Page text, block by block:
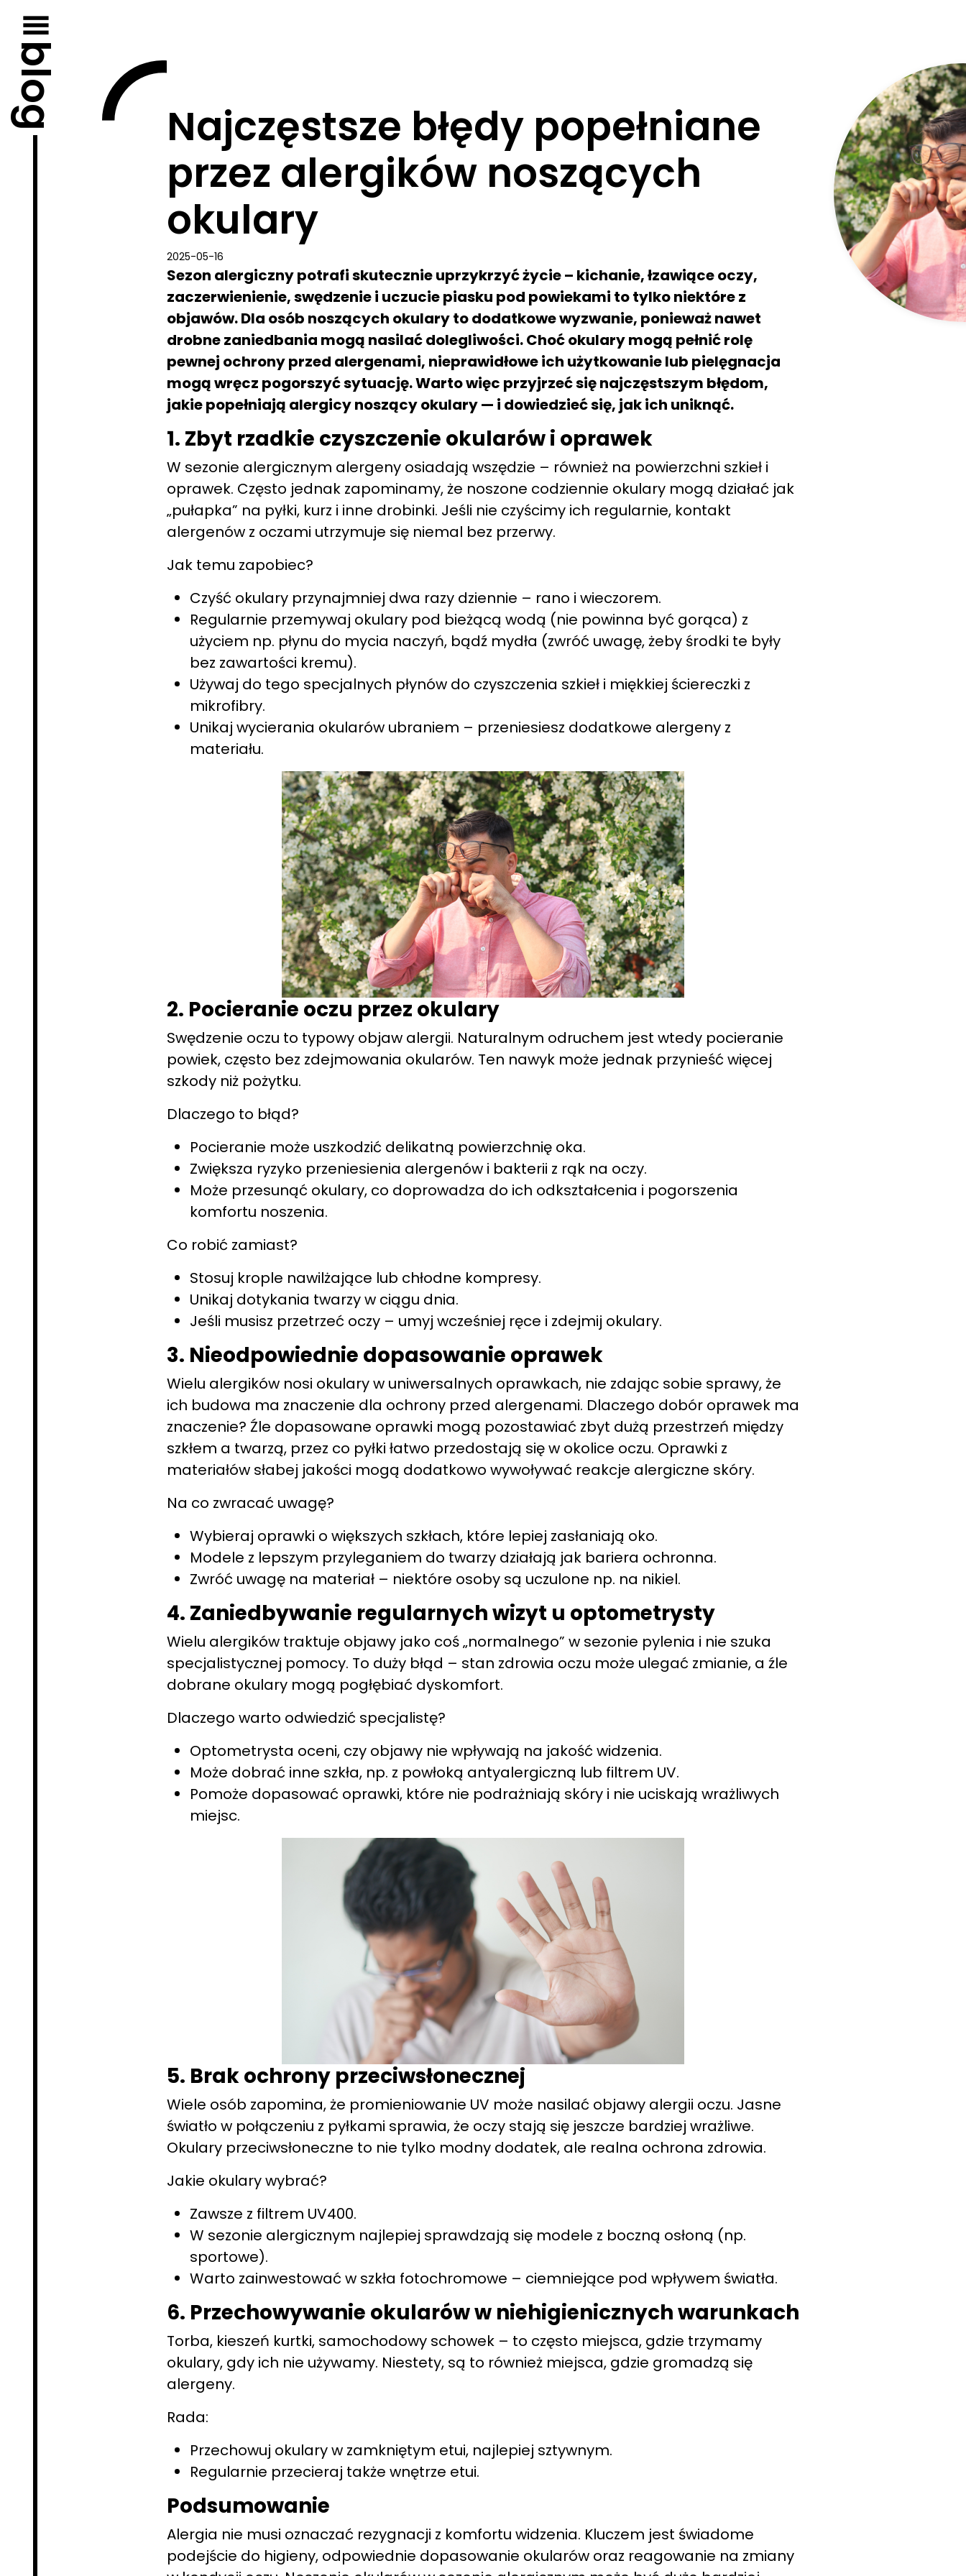
treści
blog
Najczęstsze błędy popełniane
przez alergików noszących
okulary
2025-05-16
Sezon alergiczny potrafi skutecznie uprzykrzyć życie – kichanie, łzawiące oczy,
zaczerwienienie, swędzenie i uczucie piasku pod powiekami to tylko niektóre z
objawów. Dla osób noszących okulary to dodatkowe wyzwanie, ponieważ nawet
drobne zaniedbania mogą nasilać dolegliwości. Choć okulary mogą pełnić rolę
pewnej ochrony przed alergenami, nieprawidłowe ich użytkowanie lub pielęgnacja
mogą wręcz pogorszyć sytuację. Warto więc przyjrzeć się najczęstszym błędom,
jakie popełniają alergicy noszący okulary — i dowiedzieć się, jak ich uniknąć.
1. Zbyt rzadkie czyszczenie okularów i oprawek
W sezonie alergicznym alergeny osiadają wszędzie – również na powierzchni szkieł i
oprawek. Często jednak zapominamy, że noszone codziennie okulary mogą działać jak
„pułapka” na pyłki, kurz i inne drobinki. Jeśli nie czyścimy ich regularnie, kontakt
alergenów z oczami utrzymuje się niemal bez przerwy.
Jak temu zapobiec?
Czyść okulary przynajmniej dwa razy dziennie – rano i wieczorem.
Regularnie przemywaj okulary pod bieżącą wodą (nie powinna być gorąca) z
użyciem np. płynu do mycia naczyń, bądź mydła (zwróć uwagę, żeby środki te były
bez zawartości kremu).
Używaj do tego specjalnych płynów do czyszczenia szkieł i miękkiej ściereczki z
mikrofibry.
Unikaj wycierania okularów ubraniem – przeniesiesz dodatkowe alergeny z
materiału.
2. Pocieranie oczu przez okulary
Swędzenie oczu to typowy objaw alergii. Naturalnym odruchem jest wtedy pocieranie
powiek, często bez zdejmowania okularów. Ten nawyk może jednak przynieść więcej
szkody niż pożytku.
Dlaczego to błąd?
Pocieranie może uszkodzić delikatną powierzchnię oka.
Zwiększa ryzyko przeniesienia alergenów i bakterii z rąk na oczy.
Może przesunąć okulary, co doprowadza do ich odkształcenia i pogorszenia
komfortu noszenia.
Co robić zamiast?
Stosuj krople nawilżające lub chłodne kompresy.
Unikaj dotykania twarzy w ciągu dnia.
Jeśli musisz przetrzeć oczy – umyj wcześniej ręce i zdejmij okulary.
3. Nieodpowiednie dopasowanie oprawek
Wielu alergików nosi okulary w uniwersalnych oprawkach, nie zdając sobie sprawy, że
ich budowa ma znaczenie dla ochrony przed alergenami. Dlaczego dobór oprawek ma
znaczenie? Źle dopasowane oprawki mogą pozostawiać zbyt dużą przestrzeń między
szkłem a twarzą, przez co pyłki łatwo przedostają się w okolice oczu. Oprawki z
materiałów słabej jakości mogą dodatkowo wywoływać reakcje alergiczne skóry.
Na co zwracać uwagę?
Wybieraj oprawki o większych szkłach, które lepiej zasłaniają oko.
Modele z lepszym przyleganiem do twarzy działają jak bariera ochronna.
Zwróć uwagę na materiał – niektóre osoby są uczulone np. na nikiel.
4. Zaniedbywanie regularnych wizyt u optometrysty
Wielu alergików traktuje objawy jako coś „normalnego” w sezonie pylenia i nie szuka
specjalistycznej pomocy. To duży błąd – stan zdrowia oczu może ulegać zmianie, a źle
dobrane okulary mogą pogłębiać dyskomfort.
Dlaczego warto odwiedzić specjalistę?
Optometrysta oceni, czy objawy nie wpływają na jakość widzenia.
Może dobrać inne szkła, np. z powłoką antyalergiczną lub filtrem UV.
Pomoże dopasować oprawki, które nie podrażniają skóry i nie uciskają wrażliwych
miejsc.
5. Brak ochrony przeciwsłonecznej
Wiele osób zapomina, że promieniowanie UV może nasilać objawy alergii oczu. Jasne
światło w połączeniu z pyłkami sprawia, że oczy stają się jeszcze bardziej wrażliwe.
Okulary przeciwsłoneczne to nie tylko modny dodatek, ale realna ochrona zdrowia.
Jakie okulary wybrać?
Zawsze z filtrem UV400.
W sezonie alergicznym najlepiej sprawdzają się modele z boczną osłoną (np.
sportowe).
Warto zainwestować w szkła fotochromowe – ciemniejące pod wpływem światła.
6. Przechowywanie okularów w niehigienicznych warunkach
Torba, kieszeń kurtki, samochodowy schowek – to często miejsca, gdzie trzymamy
okulary, gdy ich nie używamy. Niestety, są to również miejsca, gdzie gromadzą się
alergeny.
Rada:
Przechowuj okulary w zamkniętym etui, najlepiej sztywnym.
Regularnie przecieraj także wnętrze etui.
Podsumowanie
Alergia nie musi oznaczać rezygnacji z komfortu widzenia. Kluczem jest świadome
podejście do higieny, odpowiednie dopasowanie okularów oraz reagowanie na zmiany